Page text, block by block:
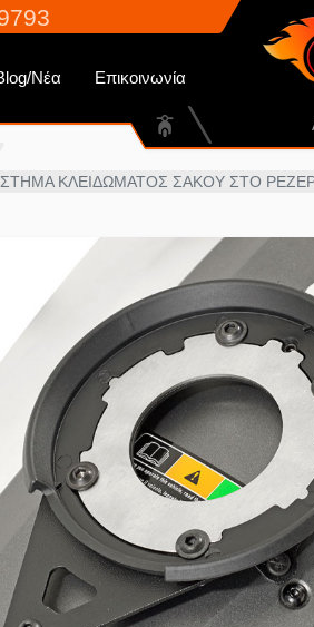
Νέα Επικοινωνία
ΚΛΕΙΔΩΜΑΤΟΣ ΣΑΚΟΥ ΣΤΟ